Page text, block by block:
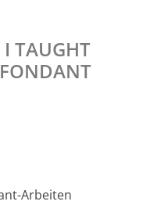
I TAUGHT
Arbeiten